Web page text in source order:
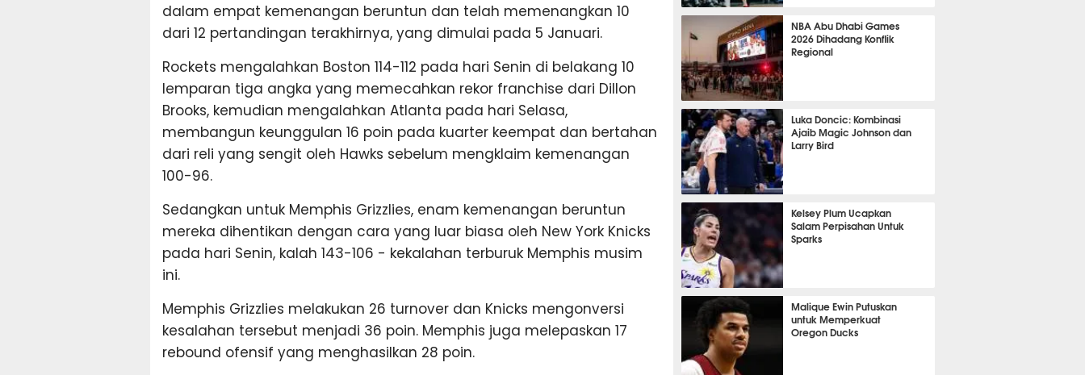
dalam empat kemenangan beruntun dan telah memenangkan 10
dari 12 pertandingan terakhirnya, yang dimulai pada 5 Januari.
Rockets mengalahkan Boston 114-112 pada hari Senin di belakang 10
lemparan tiga angka yang memecahkan rekor franchise dari Dillon
Brooks, kemudian mengalahkan Atlanta pada hari Selasa,
membangun keunggulan 16 poin pada kuarter keempat dan bertahan
dari reli yang sengit oleh Hawks sebelum mengklaim kemenangan
100-96.
Sedangkan untuk Memphis Grizzlies, enam kemenangan beruntun
mereka dihentikan dengan cara yang luar biasa oleh New York Knicks
pada hari Senin, kalah 143-106 - kekalahan terburuk Memphis musim
ini.
Memphis Grizzlies melakukan 26 turnover dan Knicks mengonversi
kesalahan tersebut menjadi 36 poin. Memphis juga melepaskan 17
rebound ofensif yang menghasilkan 28 poin.
BASKET
NBA Abu Dhabi Games
2026 Dihadang Konflik
Regional
BASKET
Luka Doncic: Kombinasi
Ajaib Magic Johnson dan
Larry Bird
BASKET
Kelsey Plum Ucapkan
Salam Perpisahan Untuk
Sparks
BASKET
Malique Ewin Putuskan
untuk Memperkuat
Oregon Ducks